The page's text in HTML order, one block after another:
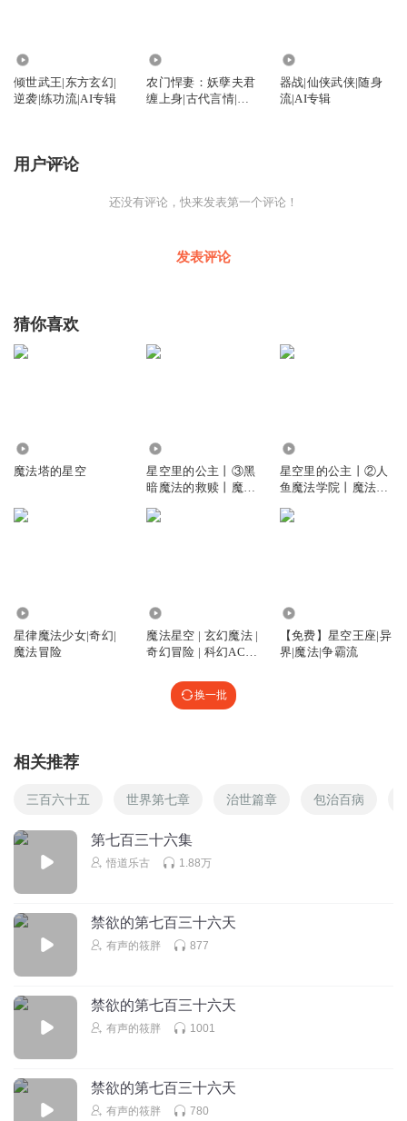
倾世武王|东方玄幻|
逆袭|练功流|AI专辑
农门悍妻：妖孽夫君
缠上身|古代言情|经
器战|仙侠武侠|随身
流|AI专辑
用户评论
还没有评论，快来发表第一个评论！
发表评论
猜你喜欢
魔法塔的星空
星空里的公主丨③黑
暗魔法的救赎丨魔法
星空里的公主丨②人
鱼魔法学院丨魔法系
星律魔法少女|奇幻|
魔法冒险
魔法星空 | 玄幻魔法 |
奇幻冒险 | 科幻ACG |
【免费】星空王座|异
界|魔法|争霸流
换一批
相关推荐
三百六十五 世界第七章 治世篇章 包治百病
第七百三十六集
悟道乐古 1.88万
禁欲的第七百三十六天
有声的筱胖 877
禁欲的第七百三十六天
有声的筱胖 1001
禁欲的第七百三十六天
有声的筱胖 780